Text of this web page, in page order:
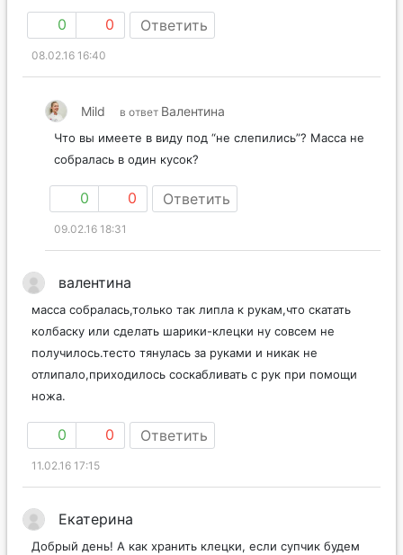
0 0 Ответить
08.02.16 16:40
Mild в ответ Валентина
Что вы имеете в виду под “не слепились”? Масса не
собралась в один кусок?
0 0 Ответить
09.02.16 18:31
валентина
масса собралась,только так липла к рукам,что скатать
колбаску или сделать шарики-клецки ну совсем не
получилось.тесто тянулась за руками и никак не
отлипало,приходилось соскабливать с рук при помощи
ножа.
0 0 Ответить
11.02.16 17:15
Екатерина
Добрый день! А как хранить клецки, если супчик будем